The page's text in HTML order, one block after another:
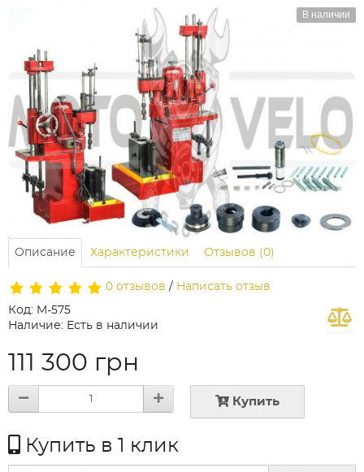
В наличии
Описание Характеристики Отзывов (0)
0 отзывов / Написать отзыв
Код: M-575
Наличие: Есть в наличии
111 300 грн
Купить
Купить в 1 клик